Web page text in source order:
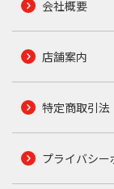
会社概要
店舗案内
特定商取引法
プライバシー